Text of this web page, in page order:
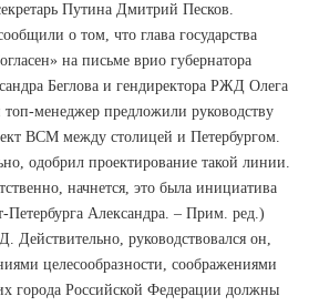
Путина Дмитрий Песков.
о том, что глава государства
на письме врио губернатора
Беглова и гендиректора РЖД Олега
менеджер предложили руководству
ВСМ между столицей и Петербургом.
одобрил проектирование такой линии.
начнется, это была инициатива
Петербурга Александра. – Прим. ред.)
Действительно, руководствовался он,
целесообразности, соображениями
города Российской Федерации должны